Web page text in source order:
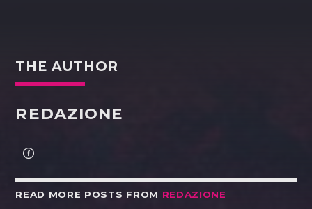
THE AUTHOR
REDAZIONE
READ MORE POSTS FROM REDAZIONE